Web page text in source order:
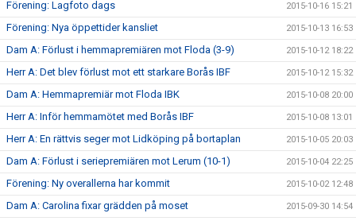
Förening: Lagfoto dags 2015-10-16 15:21
Förening: Nya öppettider kansliet 2015-10-13 16:53
Dam A: Förlust i hemmapremiären mot Floda (3-9) 2015-10-12 18:22
Herr A: Det blev förlust mot ett starkare Borås IBF 2015-10-12 15:32
Dam A: Hemmapremiär mot Floda IBK 2015-10-08 20:00
Herr A: Inför hemmamötet med Borås IBF 2015-10-08 13:01
Herr A: En rättvis seger mot Lidköping på bortaplan 2015-10-05 20:03
Dam A: Förlust i seriepremiären mot Lerum (10-1) 2015-10-04 22:25
Förening: Ny overallerna har kommit 2015-10-02 12:48
Dam A: Carolina fixar grädden på moset 2015-09-30 14:54